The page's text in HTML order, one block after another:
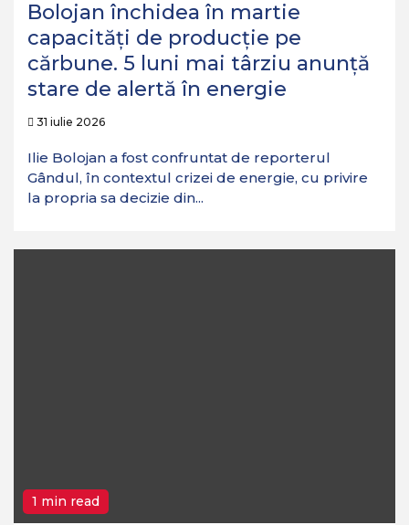
Bolojan închidea în martie
capacități de producție pe
cărbune. 5 luni mai târziu anunță
stare de alertă în energie
31 iulie 2026
Ilie Bolojan a fost confruntat de reporterul
Gândul, în contextul crizei de energie, cu privire
la propria sa decizie din...
1 min read